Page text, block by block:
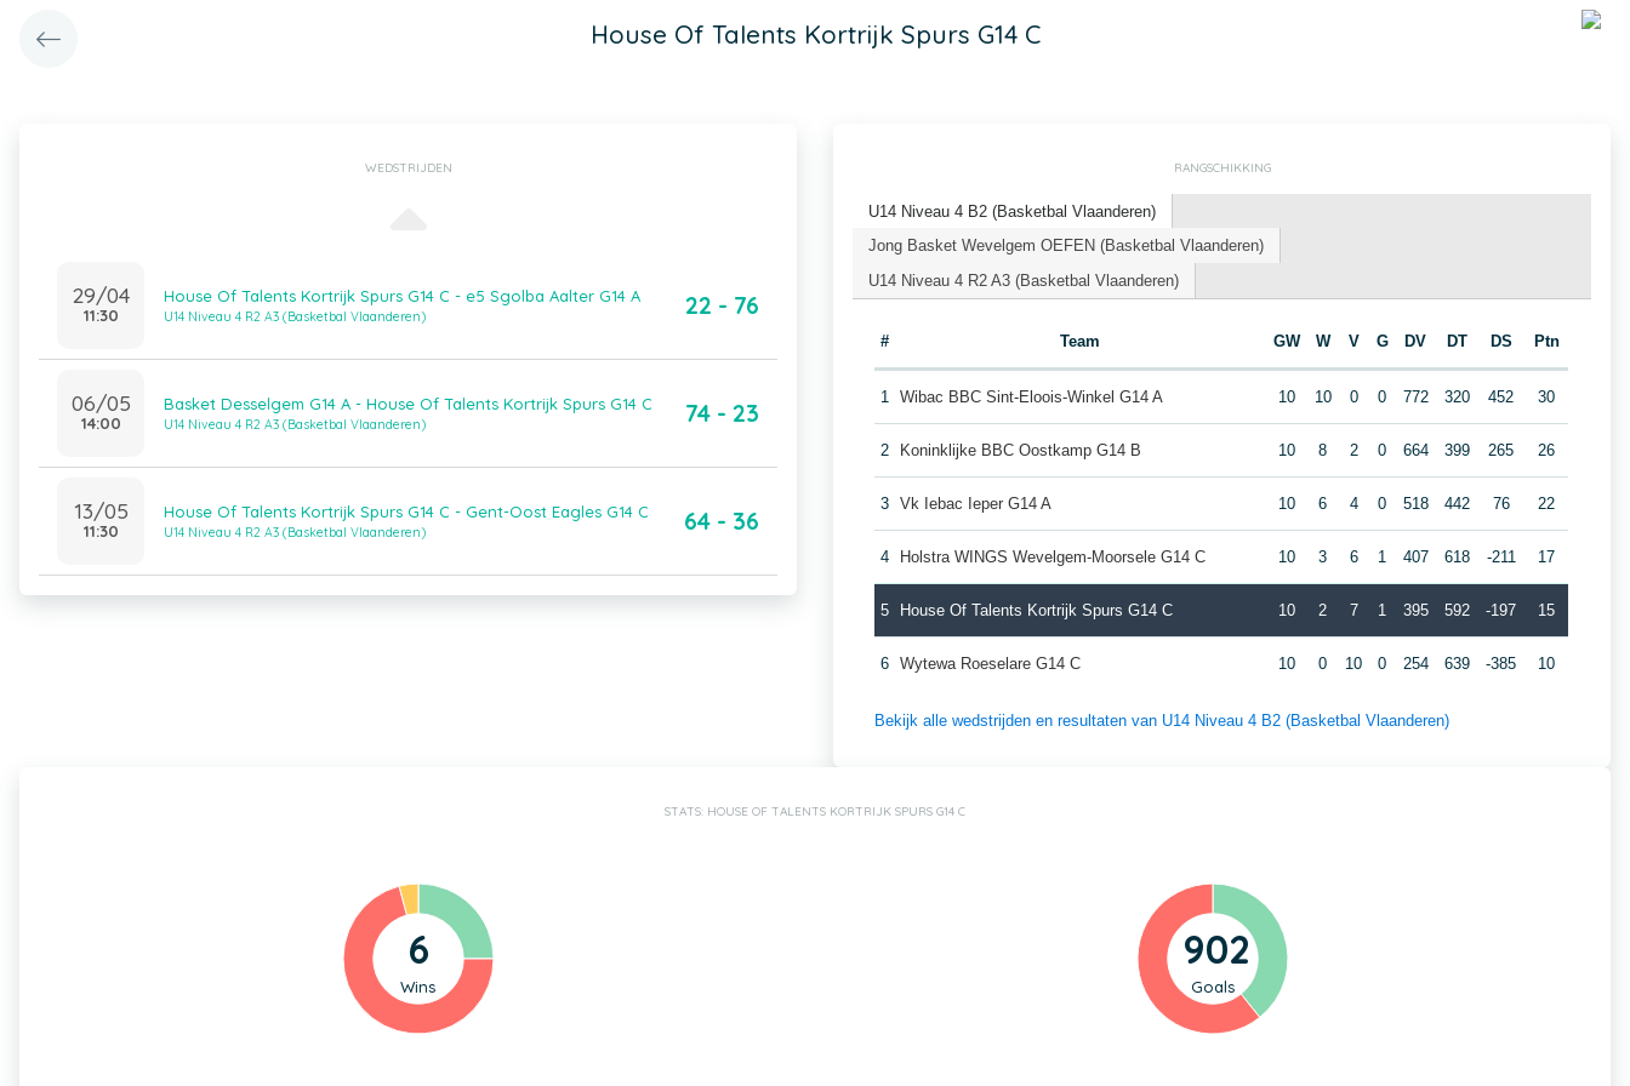
House Of Talents Kortrijk Spurs G14 C
WEDSTRIJDEN
29/04
11:30
House Of Talents Kortrijk Spurs G14 C - e5 Sgolba Aalter G14 A
U14 Niveau 4 R2 A3 (Basketbal Vlaanderen) 22 - 76
06/05
14:00
Basket Desselgem G14 A - House Of Talents Kortrijk Spurs G14 C
U14 Niveau 4 R2 A3 (Basketbal Vlaanderen) 74 - 23
13/05
11:30
House Of Talents Kortrijk Spurs G14 C - Gent-Oost Eagles G14 C
U14 Niveau 4 R2 A3 (Basketbal Vlaanderen) 64 - 36
RANGSCHIKKING
U14 Niveau 4 B2 (Basketbal Vlaanderen)
Jong Basket Wevelgem OEFEN (Basketbal Vlaanderen)
U14 Niveau 4 R2 A3 (Basketbal Vlaanderen)
# Team GW W V G DV DT DS Ptn
1 Wibac BBC Sint-Eloois-Winkel G14 A 10 10 0 0 772 320 452 30
2 Koninklijke BBC Oostkamp G14 B 10 8 2 0 664 399 265 26
3 Vk Iebac Ieper G14 A 10 6 4 0 518 442 76 22
4 Holstra WINGS Wevelgem-Moorsele G14 C 10 3 6 1 407 618 -211 17
5 House Of Talents Kortrijk Spurs G14 C 10 2 7 1 395 592 -197 15
6 Wytewa Roeselare G14 C 10 0 10 0 254 639 -385 10
Bekijk alle wedstrijden en resultaten van U14 Niveau 4 B2 (Basketbal Vlaanderen)
STATS: HOUSE OF TALENTS KORTRIJK SPURS G14 C
6
Wins
902
Goals